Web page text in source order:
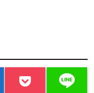
line